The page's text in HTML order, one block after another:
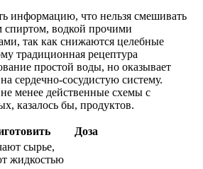
информацию, что нельзя смешивать
спиртом, водкой прочими
так как снижаются целебные
традиционная рецептура
простой воды, но оказывает
сердечно-сосудистую систему.
менее действенные схемы с
казалось бы, продуктов.
Доза
сырье,
жидкостью